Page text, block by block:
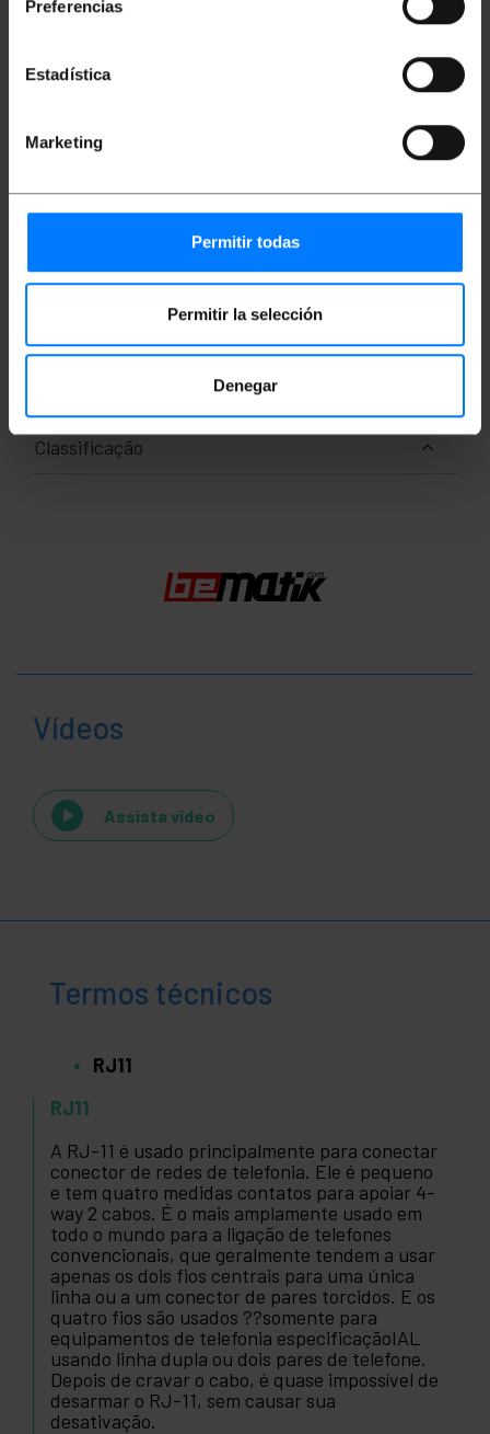
Preferencias
Estadística
Marketing
Permitir todas
Permitir la selección
Denegar
Ele incorpora conectores modulares RJ11
Comprimento total de 15 metros para cobrir
grandes distâncias em instalações fixas ou
por dutos ou superfícies de trabalho.
Acabamento exterior em preto.
Tamanhos do produto (largura x profundidade
Número de pacotes: 1
Classificação
Vídeos
Assista vídeo
Termos técnicos
RJ11
RJ11
A RJ-11 é usado principalmente para conectar
conector de redes de telefonia. Ele é pequeno
e tem quatro medidas contatos para apoiar 4-
way 2 cabos. É o mais amplamente usado em
todo o mundo para a ligação de telefones
convencionais, que geralmente tendem a usar
apenas os dois fios centrais para uma única
linha ou a um conector de pares torcidos. E os
quatro fios são usados ??somente para
equipamentos de telefonia especificaçãoIAL
usando linha dupla ou dois pares de telefone.
Depois de cravar o cabo, é quase impossível de
desarmar o RJ-11, sem causar sua
desativação.